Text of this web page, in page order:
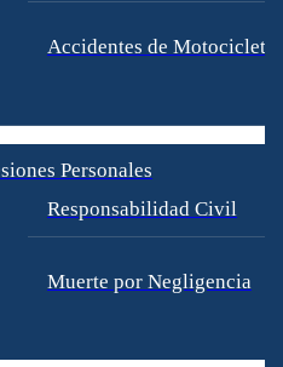
Accidentes de Motocicleta
Personales
Responsabilidad Civil
Muerte por Negligencia